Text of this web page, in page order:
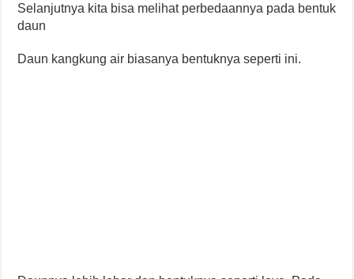
Selanjutnya kita bisa melihat perbedaannya pada bentuk
daun
Daun kangkung air biasanya bentuknya seperti ini.